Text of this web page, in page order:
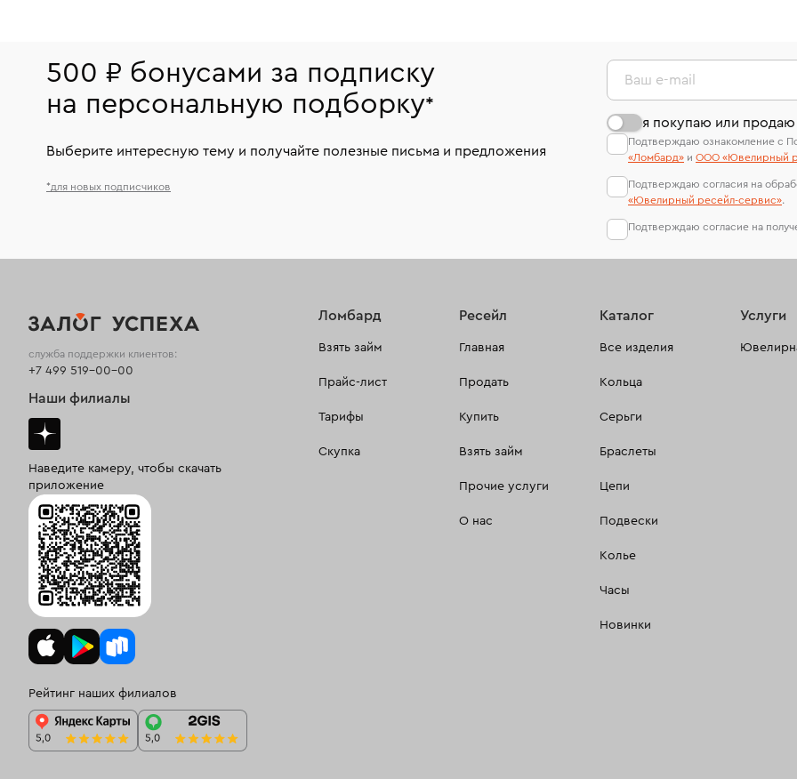
500 ₽ бонусами за подписку
на персональную подборку*
Выберите интересную тему и получайте полезные письма и предложения
*для новых подписчиков
Ваш e-mail
я покупаю или
Подтверждаю ознакомление с
«Ломбард» и ООО «Ювелирный
Подтверждаю согласия на
«Ювелирный ресейл-сервиc».
Подтверждаю согласие на
Ломбард
Взять займ
Прайс-лист
Тарифы
Скупка
Ресейл
Главная
Продать
Купить
Взять займ
Прочие услуги
О нас
Каталог
Все изделия
Кольца
Серьги
Браслеты
Цепи
Подвески
Колье
Часы
Новинки
Услуги
служба поддержки клиентов:
+7 499 519-00-00
Наши филиалы
Наведите камеру, чтобы скачать
приложение
Рейтинг наших филиалов